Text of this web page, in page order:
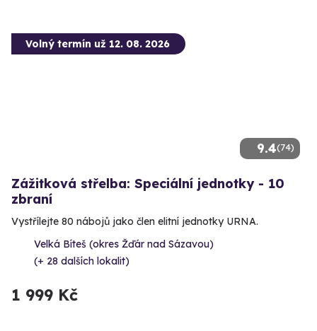
9.4(74)
Volný termín už 12. 08. 2026
Zážitková střelba: Speciální jednotky - 10
zbraní
Vystřílejte 80 nábojů jako člen elitní jednotky URNA.
Velká Bíteš (okres Žďár nad Sázavou)
(+ 28 dalších lokalit)
1 999 Kč